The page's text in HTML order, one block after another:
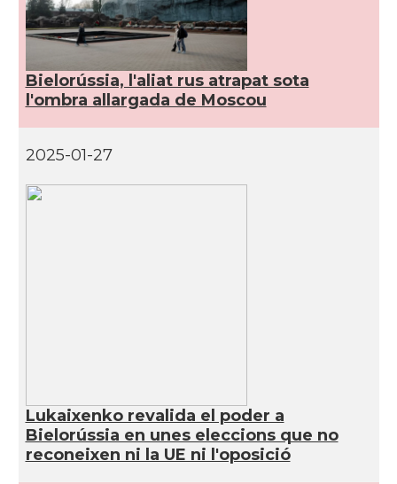
Bielorússia, l'aliat rus atrapat sota
l'ombra allargada de Moscou
2025-01-27
Lukaixenko revalida el poder a
Bielorússia en unes eleccions que no
reconeixen ni la UE ni l'oposició